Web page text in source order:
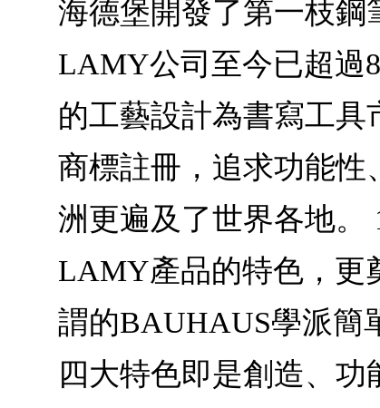
海德堡開發了第一枝鋼
LAMY公司至今已超過
的工藝設計為書寫工
商標註冊，追求功能
洲更遍及了世界各地。
LAMY產品的特色，更
謂的BAUHAUS學派簡
四大特色即是創造、